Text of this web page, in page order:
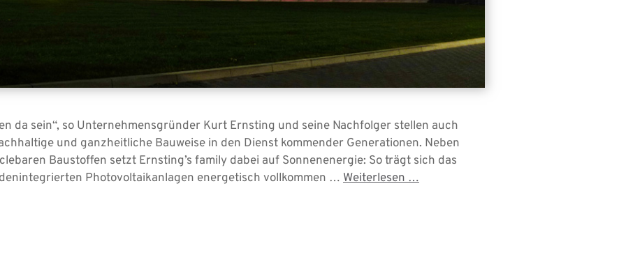
da sein“, so Unternehmensgründer Kurt Ernsting und seine Nachfolger stellen auch
und ganzheitliche Bauweise in den Dienst kommender Generationen. Neben
Baustoffen setzt Ernsting’s family dabei auf Sonnenenergie: So trägt sich das
Photovoltaikanlagen energetisch vollkommen … Weiterlesen …